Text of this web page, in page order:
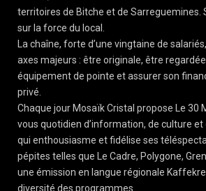
territoires de Bitche et de Sarreguemines.
sur la force du local.
La chaîne, forte d’une vingtaine de
axes majeurs : être originale, être
équipement de pointe et assurer son
privé.
Chaque jour Mosaïk Cristal propose Le 30
vous quotidien d’information, de culture
qui enthousiasme et fidélise ses
pépites telles que Le Cadre, Polygone,
une émission en langue régionale
diversité des programmes.